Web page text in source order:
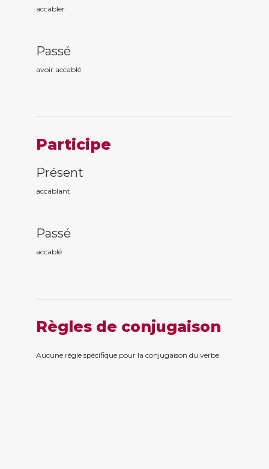
accabler
Passé
avoir accablé
Participe
Présent
accablant
Passé
accablé
Règles de conjugaison
Aucune règle spécifique pour la conjugaison du verbe